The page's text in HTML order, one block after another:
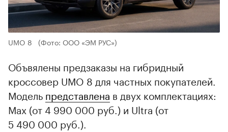
UMO 8 (Фото: ООО «ЭМ РУС»)
Объвялены предзаказы на гибридный
кроссовер UMO 8 для частных покупателей.
Модель представлена в двух комплектациях:
Max (от 4 990 000 руб.) и Ultra (от
5 490 000 руб.).